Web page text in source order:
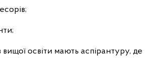
вищої освіти мають аспірантуру, де